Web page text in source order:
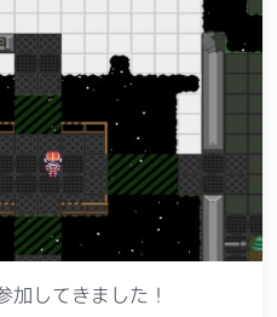
してきました！